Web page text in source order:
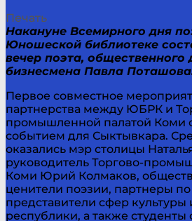
Печать
Накануне Всемирного дня
Юношеской библиотеке
вечер поэта, общественного
бизнесмена Павла
Первое совместное
партнерства между ЮБРК и
промышленной палатой Коми
событием для Сыктывкара.
оказались мэр столицы
руководитель Торгово-
Коми Юрий Колмаков,
ценители поэзии, партнеры по
представители сфер культуры
республики, а также студенты